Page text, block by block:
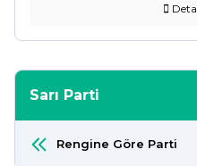
Sarı Parti
Rengine Göre Parti